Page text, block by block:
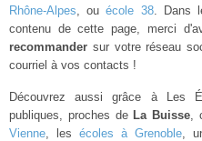
Rhône-Alpes, ouécole 38. Dans
contenu de cette page, merci
recommander sur votre réseau
courriel à vos contacts !
Découvrez aussi grâce à Les
publiques, proches de La Buisse,
Vienne, les écoles à Grenoble,